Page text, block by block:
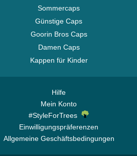
Sommercaps
Günstige Caps
Goorin Bros Caps
Damen Caps
Kappen für Kinder
Hilfe
Mein Konto
#StyleForTrees
Einwilligungspräferenzen
Allgemeine Geschäftsbedingungen